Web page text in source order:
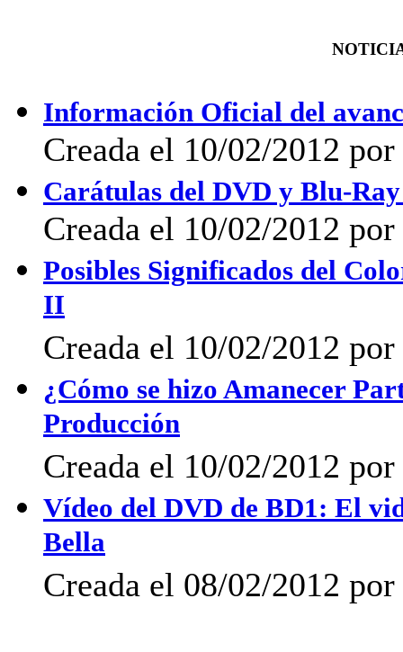
Información Oficial del
Creada el 10/02/2012
Carátulas del DVD y Blu-
Creada el 10/02/2012
Posibles Significados del
II
Creada el 10/02/2012
¿Cómo se hizo Amanecer
Producción
Creada el 10/02/2012
Vídeo del DVD de BD1: El
Bella
Creada el 08/02/2012